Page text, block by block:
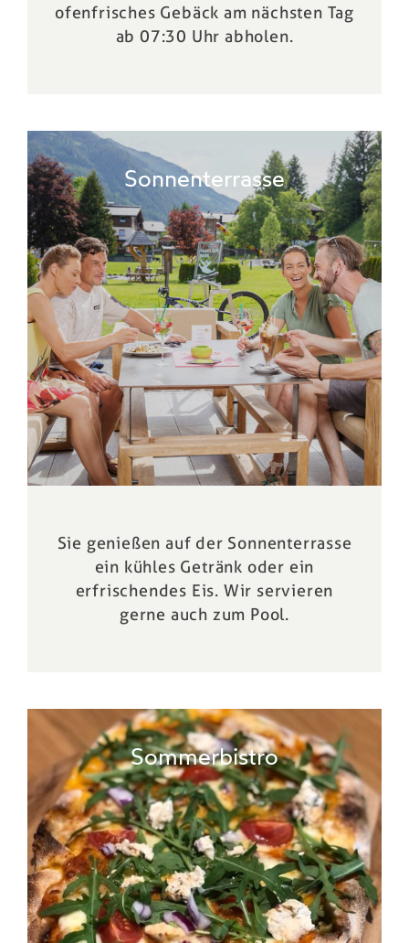
ofenfrisches Gebäck am nächsten Tag
ab 07:30 Uhr abholen.
Sonnenterrasse
Sie genießen auf der Sonnenterrasse
ein kühles Getränk oder ein
erfrischendes Eis. Wir servieren
gerne auch zum Pool.
Sommerbistro